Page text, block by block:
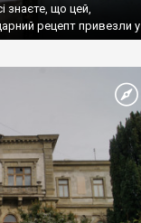
знаєте, що цей,
рецепт привезли у